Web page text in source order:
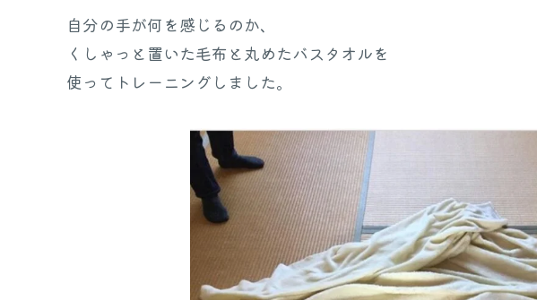
自分の手が何を感じるのか、
くしゃっと置いた毛布と丸めたバスタオルを
使ってトレーニングしました。